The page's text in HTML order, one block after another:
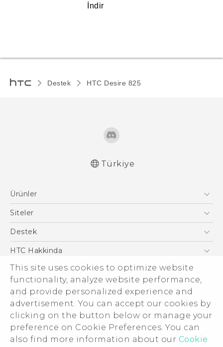
This site uses cookies to optimize website
functionality, analyze website performance,
and provide personalized experience and
advertisement. You can accept our cookies by
clicking on the button below or manage your
preference on Cookie Preferences. You can
also find more information about our Cookie
İndir
Destek HTC Desire 825‎
Türkiye
Ürünler
Akıllı Telefonlar
VIVE
Siteler
HTC Dev
Destek
Destek Merkezi
HTC Hakkinda
ESG
Yatırımcı (İNGİLİZCE)
Gizlilik Politikası
Ürün Güvenliği
Cookie Preferences
İnsan kaynakları
© 2011-2026 HTC Corporation
Hukuk Terimleri